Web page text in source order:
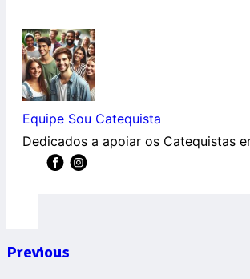
Equipe Sou Catequista
Dedicados a apoiar os Catequistas
Previous